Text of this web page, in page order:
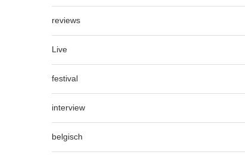
reviews
Live
festival
interview
belgisch